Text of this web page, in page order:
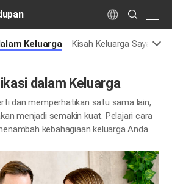
Language
Search
Submit
Keluarga Kisah Keluarga Saya
dalam Keluarga
dan memperhatikan satu sama lain,
menjadi semakin kuat. Pelajari cara
kebahagiaan keluarga Anda.